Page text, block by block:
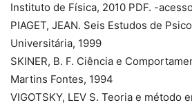
Instituto de Física, 2010 PDF. -
PIAGET, JEAN. Seis Estudos de
Universitária, 1999
SKINER, B. F. Ciência e
Martins Fontes, 1994
VIGOTSKY, LEV S. Teoria e método